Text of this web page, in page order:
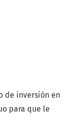
de inversión en
para que le